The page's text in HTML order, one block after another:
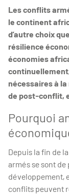
Les conflits
le continent
d’autre choix
résilience
économies
nécessaires à
de post-conflit,
Pourquoi
Depuis la fin de
armés se sont de
développement,
conflits peuvent